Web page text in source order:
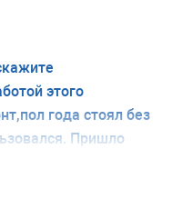
этого
года стоял без
Пришло
Уже пол дня